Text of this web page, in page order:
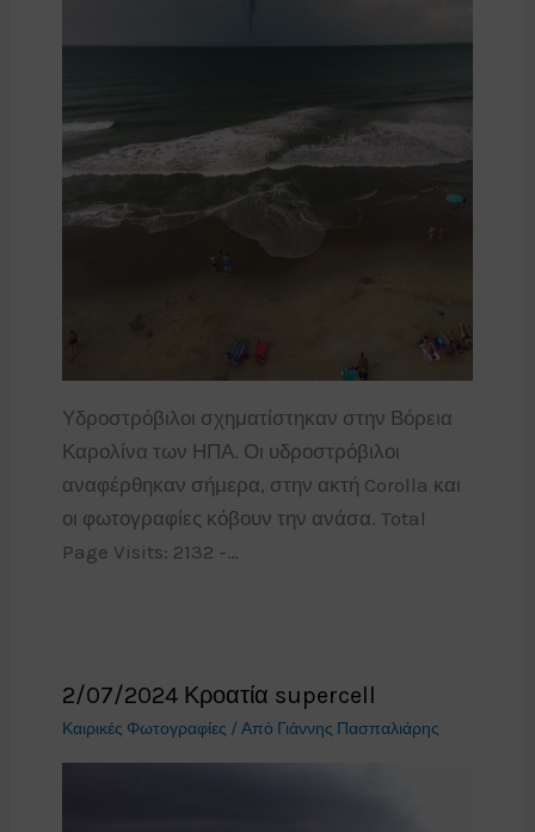
Υδροστρόβιλοι σχηματίστηκαν στην Βόρεια
Καρολίνα των ΗΠΑ. Οι υδροστρόβιλοι
αναφέρθηκαν σήμερα, στην ακτή Corolla και
οι φωτογραφίες κόβουν την ανάσα. Total
Page Visits: 2132 -…
2/07/2024 Κροατία supercell
Καιρικές Φωτογραφίες / Από Γιάννης Πασπαλιάρης